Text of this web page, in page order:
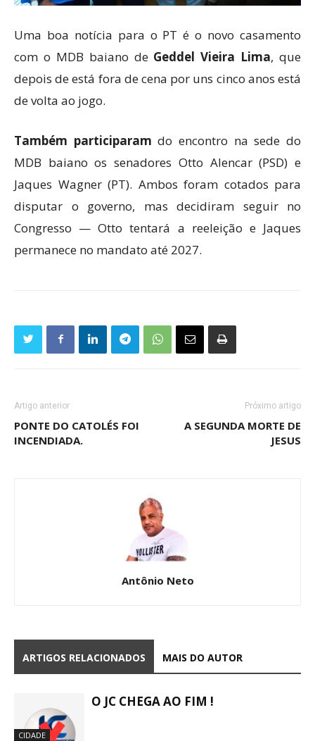
Uma boa notícia para o PT é o novo casamento
com o MDB baiano deGeddel Vieira Lima, que
depois de está fora de cena por uns cinco anos está
de volta ao jogo.
Também participaram do encontro na sede do
MDB baiano os senadores Otto Alencar (PSD) e
Jaques Wagner (PT). Ambos foram cotados para
disputar o governo, mas decidiram seguir no
Congresso — Otto tentará a reeleição e Jaques
permanece no mandato até 2027.
Artigo anterior
PONTE DO CATOLÉS FOI
INCENDIADA.
Próximo artigo
A SEGUNDA MORTE DE
JESUS
Antônio Neto
ARTIGOS RELACIONADOS MAIS DO AUTOR
CIDADE
O JC CHEGA AO FIM !